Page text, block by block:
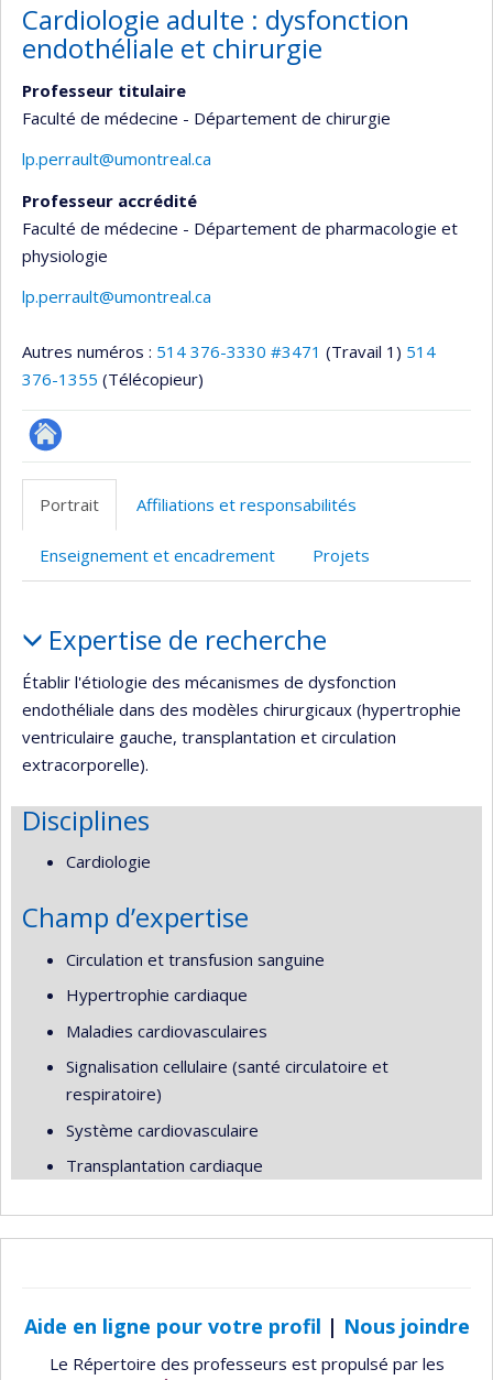
Cardiologie adulte : dysfonction
endothéliale et chirurgie
Professeur titulaire
Faculté de médecine - Département de chirurgie
lp.perrault@umontreal.ca
Professeur accrédité
Faculté de médecine - Département de pharmacologie et
physiologie
lp.perrault@umontreal.ca
Autres numéros : 514 376-3330 #3471 (Travail 1) 514
376-1355 (Télécopieur)
Site
l’unité
de
Portrait Affiliations et responsabilités
Enseignement et encadrement Projets
Expertise de recherche
Établir l'étiologie des mécanismes de dysfonction
endothéliale dans des modèles chirurgicaux (hypertrophie
ventriculaire gauche, transplantation et circulation
extracorporelle).
Disciplines
Cardiologie
Champ d’expertise
Circulation et transfusion sanguine
Hypertrophie cardiaque
Maladies cardiovasculaires
Signalisation cellulaire (santé circulatoire et
respiratoire)
Système cardiovasculaire
Transplantation cardiaque
Aide en ligne pour votre profil | Nous joindre
Le Répertoire des professeurs est propulsé par les